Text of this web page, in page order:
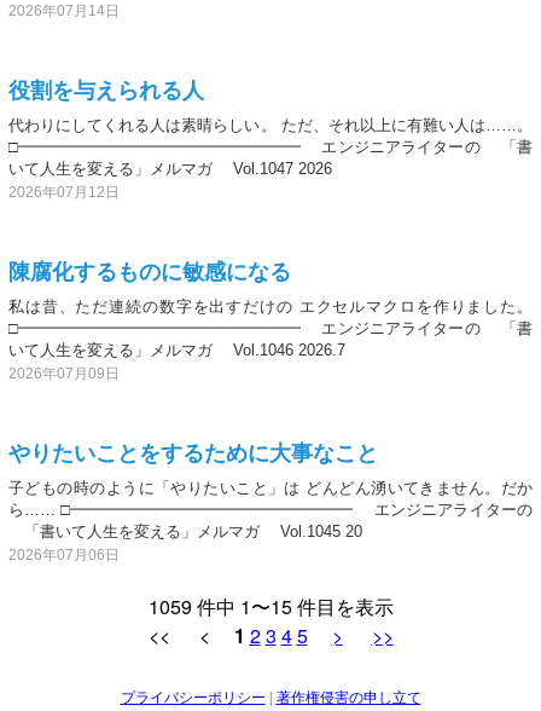
2026年07月14日
役割を与えられる人
代わりにしてくれる人は素晴らしい。 ただ、それ以上に有難い人は……。
□━━━━━━━━━━━━━━━━━━ エンジニアライターの 「書
いて人生を変える」メルマガ Vol.1047 2026
2026年07月12日
陳腐化するものに敏感になる
私は昔、ただ連続の数字を出すだけの エクセルマクロを作りました。
□━━━━━━━━━━━━━━━━━━ エンジニアライターの 「書
いて人生を変える」メルマガ Vol.1046 2026.7
2026年07月09日
やりたいことをするために大事なこと
子どもの時のように「やりたいこと」は どんどん湧いてきません。だか
ら…… □━━━━━━━━━━━━━━━━━━ エンジニアライターの
「書いて人生を変える」メルマガ Vol.1045 20
2026年07月06日
1059 件中 1〜15 件目を表示
<< < 1 23 45 > >>
プライバシーポリシー | 著作権侵害の申し立て